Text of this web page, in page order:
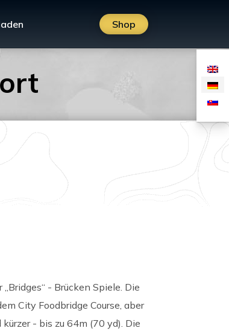
Shop
- Brücken Spiele. Die
City Foodbridge Course, aber
- bis zu 64m (70 yd). Die